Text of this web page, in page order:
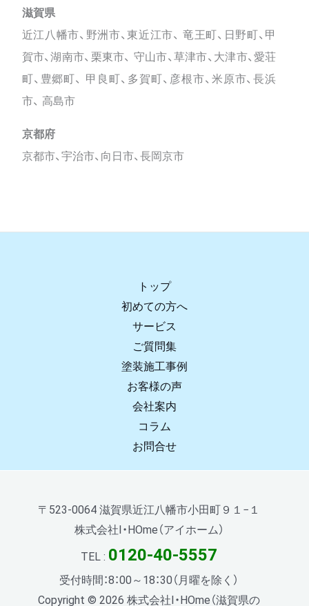
滋賀県
近江八幡市、野洲市、東近江市、 竜王町、日野町、甲
賀市、湖南市、栗東市、 守山市、草津市、大津市、愛荘
町、豊郷町、 甲良町、多賀町、彦根市、米原市、長浜
市、 高島市
京都府
京都市、宇治市、向日市、長岡京市
トップ
初めての方へ
サービス
ご質問集
塗装施工事例
お客様の声
会社案内
コラム
お問合せ
〒523-0064 滋賀県近江八幡市小田町９１−１
株式会社I・HOme（アイホーム）
TEL : 0120-40-5557
受付時間：8：00～18：30（月曜を除く）
Copyright © 2026 株式会社I・HOme（滋賀県の